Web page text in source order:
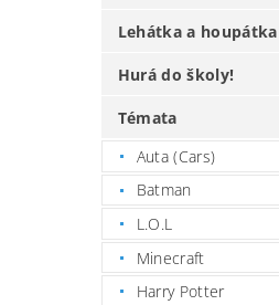
Lehátka a houpátka
Hurá do školy!
Témata
Auta (Cars)
Batman
L.O.L
Minecraft
Harry Potter